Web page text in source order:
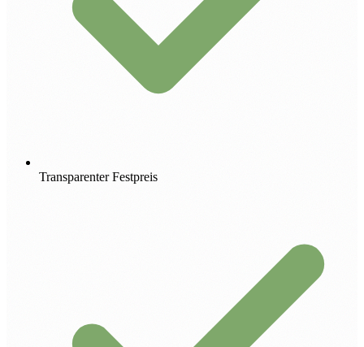
Transparenter Festpreis